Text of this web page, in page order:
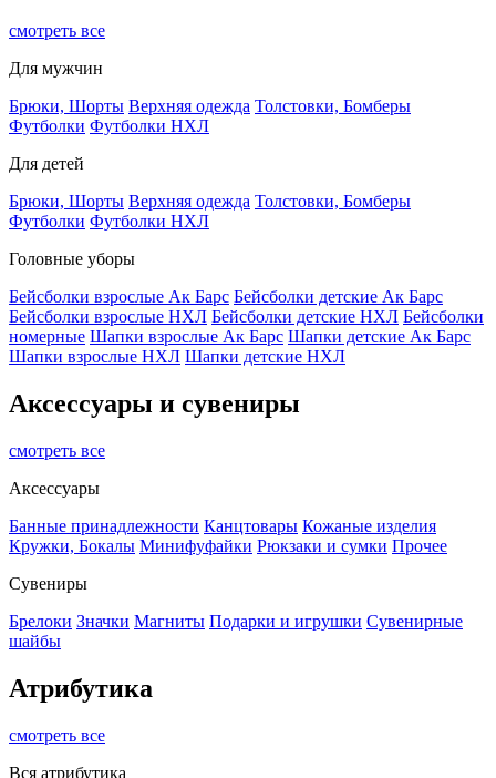
смотреть все
Для мужчин
Брюки, Шорты Верхняя одежда Толстовки, Бомберы
Футболки Футболки НХЛ
Для детей
Брюки, Шорты Верхняя одежда Толстовки, Бомберы
Футболки Футболки НХЛ
Головные уборы
Бейсболки взрослые Ак Барс Бейсболки детские Ак Барс
Бейсболки взрослые НХЛ Бейсболки детские НХЛ Бейсболки
номерные Шапки взрослые Ак Барс Шапки детские Ак Барс
Шапки взрослые НХЛ Шапки детские НХЛ
Аксессуары и сувениры
смотреть все
Аксессуары
Банные принадлежности Канцтовары Кожаные изделия
Кружки, Бокалы Минифуфайки Рюкзаки и сумки Прочее
Сувениры
Брелоки Значки Магниты Подарки и игрушки Сувенирные
шайбы
Атрибутика
смотреть все
Вся атрибутика